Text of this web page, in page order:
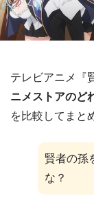
テレビアニメ『
ニメストアのど
を比較してまと
賢者の孫
な？